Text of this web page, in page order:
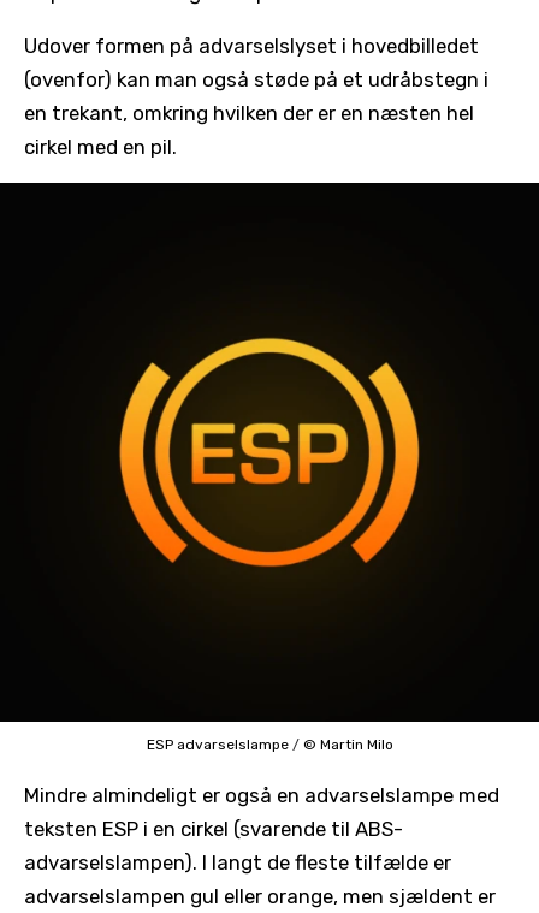
Udover formen på advarselslyset i hovedbilledet
(ovenfor) kan man også støde på et udråbstegn i
en trekant, omkring hvilken der er en næsten hel
cirkel med en pil.
ESP advarselslampe / © Martin Milo
Mindre almindeligt er også en advarselslampe med
teksten ESP i en cirkel (svarende til ABS-
advarselslampen). I langt de fleste tilfælde er
advarselslampen gul eller orange, men sjældent er